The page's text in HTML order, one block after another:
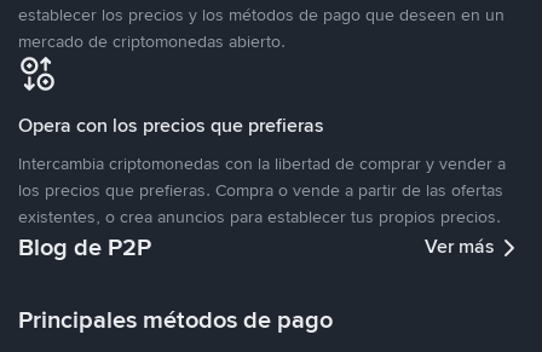
establecer los precios y los métodos de pago que deseen en un
mercado de criptomonedas abierto.
Opera con los precios que prefieras
Intercambia criptomonedas con la libertad de comprar y vender a
los precios que prefieras. Compra o vende a partir de las ofertas
existentes, o crea anuncios para establecer tus propios precios.
Blog de P2P Ver más
Principales métodos de pago